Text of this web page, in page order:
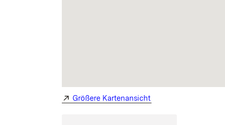
Extern:
Größere Kartenansicht